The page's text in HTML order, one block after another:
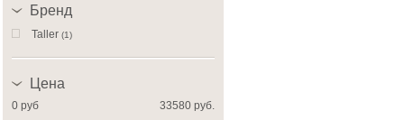
Сковороды
Термосы
Бренд
Taller (1)
Цена
0 руб 33580 руб.